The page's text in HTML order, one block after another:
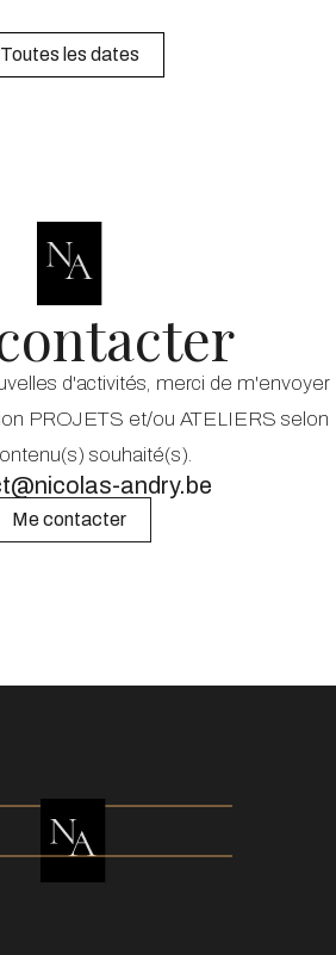
Toutes les dates
d'activités, merci de m'envoyer
PROJETS et/ou ATELIERS selon
souhaité(s).
andry.be
Me contacter